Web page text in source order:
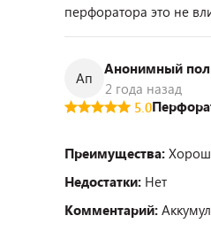
перфоратора это не
Ап
Анонимный
2 года назад
5.0
Преимущества:
Недостатки: Нет
Комментарий: